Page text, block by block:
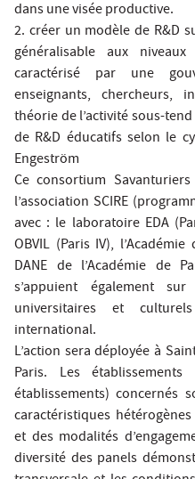
dans une visée productive.
2. créer un modèle de R&D
généralisable aux
caractérisé par une
enseignants, chercheurs,
théorie de l’activité sous-
de R&D éducatifs selon le
Engeström
Ce consortium
l’association SCIRE
avec : le laboratoire EDA
OBVIL (Paris IV),
DANE de l’Académie de
s’appuient également
universitaires et
international.
L’action sera déployée à
Paris. Les
établissements) concernés
caractéristiques
et des modalités
diversité des panels